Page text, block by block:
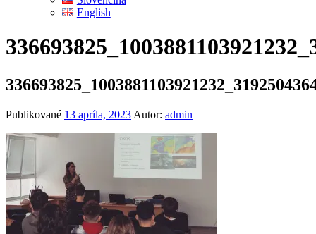
English
Publikované 13 apríla, 2023 Autor: admin